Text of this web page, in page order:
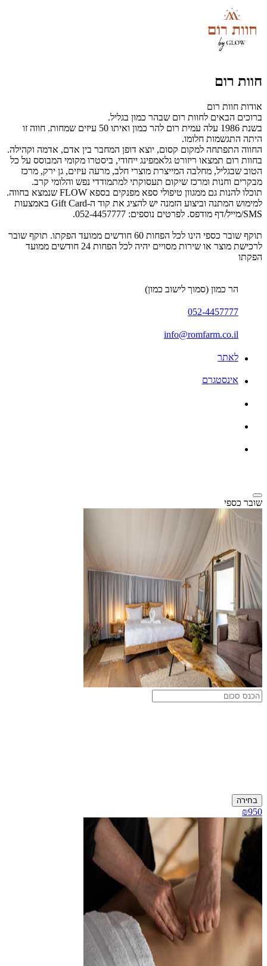
חוות רום
אודות חוות רום
ברוכים הבאים לחוות רום שבהר כמון בגליל.
בשנת 1986 עלה עמית רום להר כמון ואיתו 50 עיזים שמחות. חווה זו
היתה התגשמות חלומו.
החווה התפתחה למקום קסום, יוצא דופן המחבר בין אדם, אדמה וקהילה.
בחוות רום תמצאו ריזורט גלאמפינג ייחודי, ביסטרו מקומי המבוסס על כל
הטוב שבגליל, מחלבה המייצרת מוצרי חלב, מרעה עיזים, גן ירק, מרכז
מבקרים וחנות ומרכז שיקום תעסוקתי למתמודדי נפש והלומי קרב.
תוכלו להנות גם ממגוון טיפולי ספא מפנקים בספא FLOW שנמצא בחווה.
למימוש המתנה וביצוע הזמנה יש להציג את קוד ה-Gift Card באמצעות
SMS/מייל/דף מודפס. לפרטים נוספים: 052-4457777.
תוקף שובר כספי הינו לכל הפחות 60 חודשים ממועד הפקתו. תוקף שובר
לרכישת מוצר או שירות מסויים יהיה לכל הפחות 24 חודשים ממועד
הפקתו
הר כמון (סמוך לישוב כמון)
052-4457777
info@romfarm.co.il
לאתר
אינסטגרם
שובר כספי
בחירה
₪950